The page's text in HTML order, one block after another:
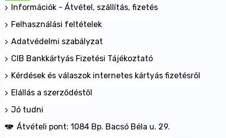
Információk - Átvétel, szállítás, fizetés
Felhasználási feltételek
Adatvédelmi szabályzat
CIB Bankkártyás Fizetési Tájékoztató
Kérdések és válaszok internetes kártyás fizetésről
Elállás a szerződéstől
Jó tudni
Átvételi pont: 1084 Bp. Bacsó Béla u. 29.